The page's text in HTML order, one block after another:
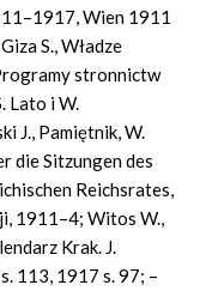
Wien 1911
S., Władze
stronnictw
Lato i W.
J., Pamiętnik, W.
die Sitzungen des
Reichsrates,
1911–4; Witos W.,
Krak. J.
113, 1917 s. 97; –